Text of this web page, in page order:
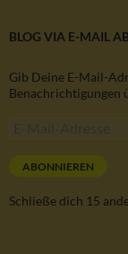
BLOG VIA E-MAIL
Gib Deine E-Mail-
Benachrichtigungen
ABONNIEREN
Schließe dich 15